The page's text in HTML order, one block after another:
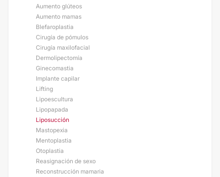
Aumento glúteos
Aumento mamas
Blefaroplastia
Cirugía de pómulos
Cirugía maxilofacial
Dermolipectomía
Ginecomastia
Implante capilar
Lifting
Lipoescultura
Lipopapada
Liposucción
Mastopexia
Mentoplastia
Otoplastia
Reasignación de sexo
Reconstrucción mamaria